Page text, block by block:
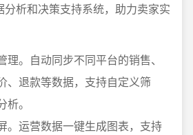
析和决策支持系统，助力卖家实
理。自动同步不同平台的销售、
、退款等数据，支持自定义筛
。
。运营数据一键生成图表，支持